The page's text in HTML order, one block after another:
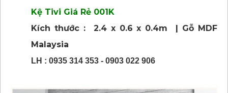
Kệ Tivi Giá Rẻ 001K
Kích thước : 2.4 x 0.6 x 0.4m | Gỗ MDF
Malaysia
LH : 0935 314 353 - 0903 022 906